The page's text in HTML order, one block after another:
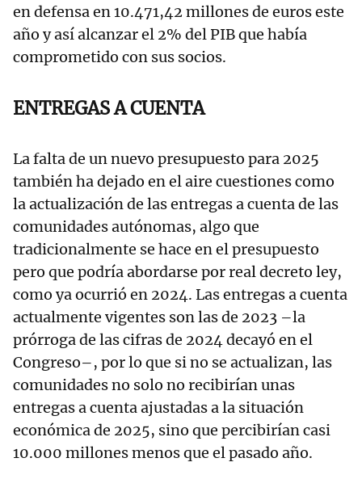
en defensa en 10.471,42 millones de euros este
año y así alcanzar el 2% del PIB que había
comprometido con sus socios.
ENTREGAS A CUENTA
La falta de un nuevo presupuesto para 2025
también ha dejado en el aire cuestiones como
la actualización de las entregas a cuenta de las
comunidades autónomas, algo que
tradicionalmente se hace en el presupuesto
pero que podría abordarse por real decreto ley,
como ya ocurrió en 2024. Las entregas a cuenta
actualmente vigentes son las de 2023 –la
prórroga de las cifras de 2024 decayó en el
Congreso–, por lo que si no se actualizan, las
comunidades no solo no recibirían unas
entregas a cuenta ajustadas a la situación
económica de 2025, sino que percibirían casi
10.000 millones menos que el pasado año.